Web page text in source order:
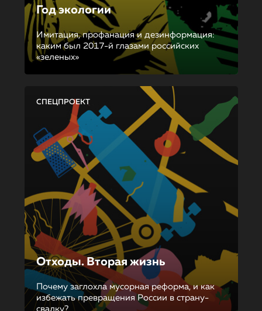
Год экологии
Имитация, профанация и дезинформация:
каким был 2017-й глазами российских
«зеленых»
СПЕЦПРОЕКТ
Отходы. Вторая жизнь
Почему заглохла мусорная реформа, и как
избежать превращения России в страну-
свалку?